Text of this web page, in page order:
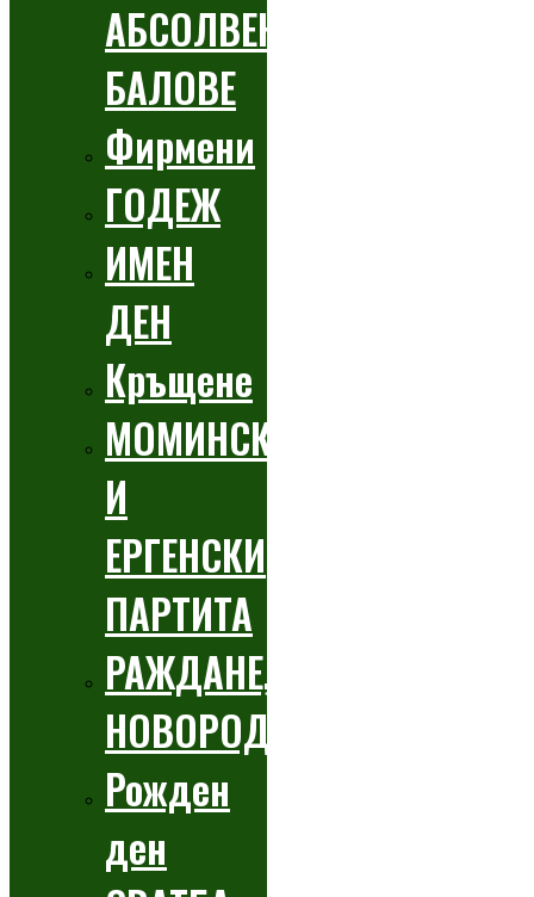
АБСОЛВЕНТСКИ
БАЛОВЕ
Фирмени
ГОДЕЖ
ИМЕН
ДЕН
Кръщене
МОМИНСКИ
И
ЕРГЕНСКИ
ПАРТИТА
РАЖДАНЕ,
НОВОРОДЕНО
Рожден
ден